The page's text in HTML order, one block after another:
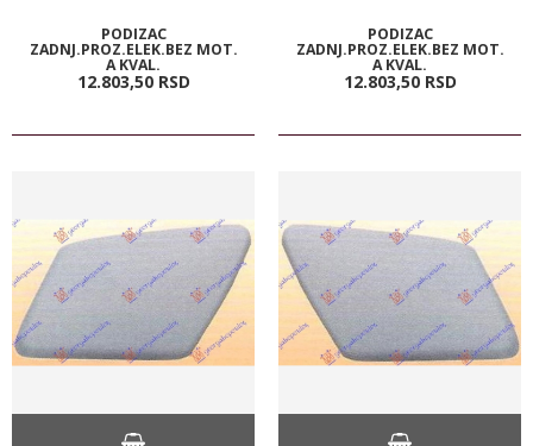
PODIZAC
ZADNJ.PROZ.ELEK.BEZ MOT.
A KVAL.
12.803,50 RSD
PODIZAC
ZADNJ.PROZ.ELEK.BEZ MOT.
A KVAL.
12.803,50 RSD